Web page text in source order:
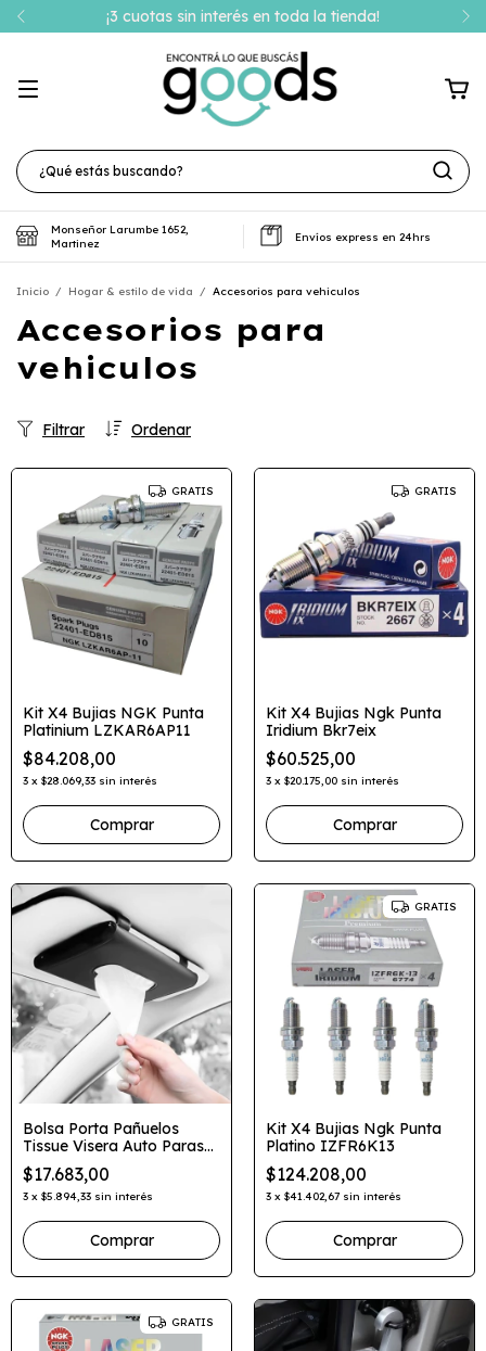
¡3 cuotas sin interés en toda la tienda!
Monseñor Larumbe 1652,
Martinez
Envíos express en 24hrs
Inicio / Hogar & estilo de vida / Accesorios para vehiculos
Accesorios para
vehiculos
Ordenar
Filtrar
GRATIS
Kit X4 Bujias NGK Punta
Platinium LZKAR6AP11
$84.208,00
3 x $28.069,33 sin interés
GRATIS
Kit X4 Bujias Ngk Punta
Iridium Bkr7eix
$60.525,00
3 x $20.175,00 sin interés
Bolsa Porta Pañuelos
Tissue Visera Auto Parasol
Con Clip
$17.683,00
3 x $5.894,33 sin interés
Comprar
GRATIS
Kit X4 Bujias Ngk Punta
Platino IZFR6K13
$124.208,00
3 x $41.402,67 sin interés
GRATIS